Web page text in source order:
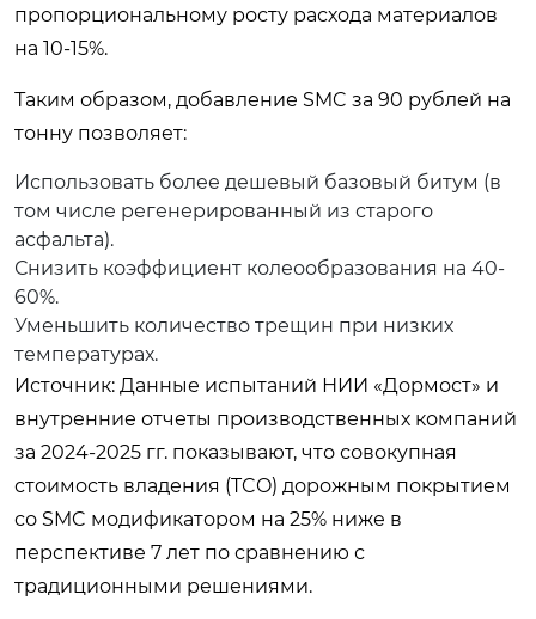
пропорциональному росту расхода материалов
на 10-15%.
Таким образом, добавление SMC за 90 рублей на
тонну позволяет:
Использовать более дешевый базовый битум (в
том числе регенерированный из старого
асфальта).
Снизить коэффициент колеообразования на 40-
60%.
Уменьшить количество трещин при низких
температурах.
Источник: Данные испытаний НИИ «Дормост» и
внутренние отчеты производственных компаний
за 2024-2025 гг. показывают, что совокупная
стоимость владения (TCO) дорожным покрытием
со SMC модификатором на 25% ниже в
перспективе 7 лет по сравнению с
традиционными решениями.